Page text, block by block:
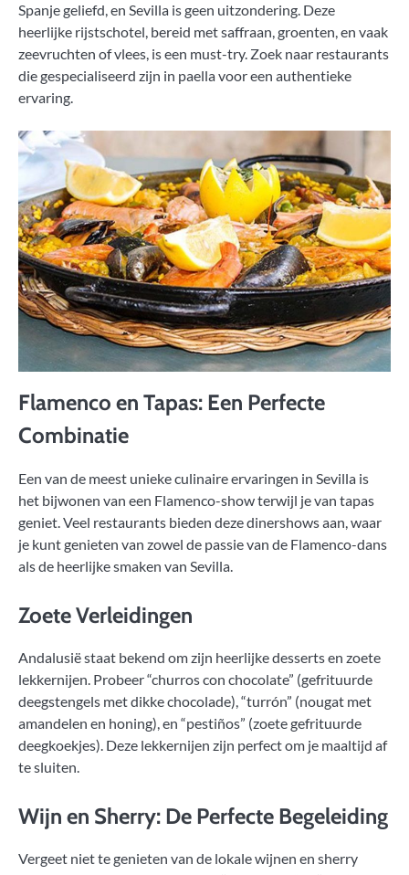
Spanje geliefd, en Sevilla is geen uitzondering. Deze
heerlijke rijstschotel, bereid met saffraan, groenten, en vaak
zeevruchten of vlees, is een must-try. Zoek naar restaurants
die gespecialiseerd zijn in paella voor een authentieke
ervaring.
Flamenco en Tapas: Een Perfecte
Combinatie
Een van de meest unieke culinaire ervaringen in Sevilla is
het bijwonen van een Flamenco-show terwijl je van tapas
geniet. Veel restaurants bieden deze dinershows aan, waar
je kunt genieten van zowel de passie van de Flamenco-dans
als de heerlijke smaken van Sevilla.
Zoete Verleidingen
Andalusië staat bekend om zijn heerlijke desserts en zoete
lekkernijen. Probeer “churros con chocolate” (gefrituurde
deegstengels met dikke chocolade), “turrón” (nougat met
amandelen en honing), en “pestiños” (zoete gefrituurde
deegkoekjes). Deze lekkernijen zijn perfect om je maaltijd af
te sluiten.
Wijn en Sherry: De Perfecte Begeleiding
Vergeet niet te genieten van de lokale wijnen en sherry